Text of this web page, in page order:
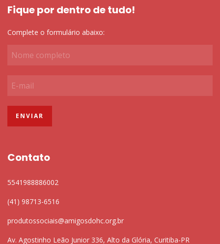
Fique por dentro de tudo!
Complete o formulário abaixo:
Contato
5541988886002
(41) 98713-6516
produtossociais@amigosdohc.org.br
Av. Agostinho Leão Junior 336, Alto da Glória, Curitiba-PR